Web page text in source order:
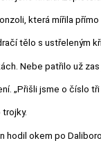
která mířila přímo
tělo s ustřeleným
Nebe patřilo už zas
„Přišli jsme o číslo
trojky.
okem po